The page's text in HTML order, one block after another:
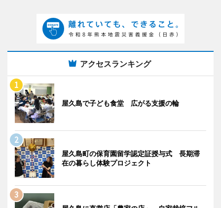
アクセスランキング
屋久島で子ども食堂 広がる支援の輪
屋久島町の保育園留学認定証授与式 長期滞
在の暮らし体験プロジェクト